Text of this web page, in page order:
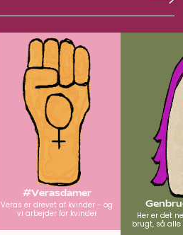
#Verasdamer
Veras er drevet af kvinder - og
vi arbejder for kvinder
Her er det
brugt, så